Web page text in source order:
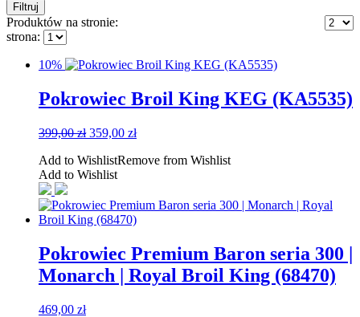
Filtruj
Produktów na stronie:
strona:
10%
Pokrowiec Broil King KEG (KA5535)
399,00zł Pierwotna
wynosiła:
399,00 zł.
359,00 złAktualna
wynosi:
Add to WishlistRemove from Wishlist
Add to Wishlist
Pokrowiec Premium Baron seria 300 |
Monarch | Royal Broil King (68470)
469,00 zł